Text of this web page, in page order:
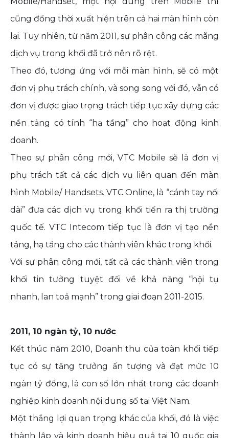
cũng đồng thời xuất hiện trên cả hai màn hình còn
lại. Tuy nhiên, từ năm 2011, sự phân công các mãng
dịch vụ trong khối đã trở nên rõ rệt.
Theo đó, tương ứng với mỗi màn hình, sẽ có một
đơn vị phụ trách chính, và song song với đó, vẫn có
đơn vị được giao trọng trách tiếp tục xây dựng các
nền tảng có tính “hạ tầng” cho hoạt động kinh
doanh.
Theo sự phân công mới, VTC Mobile sẽ là đơn vị
phụ trách tất cả các dịch vụ liên quan đến màn
hình Mobile/ Handsets. VTC Online, là “cánh tay nối
dài” đưa các dịch vụ trong khối tiến ra thị trường
quốc tế. VTC Intecom tiếp tục là đơn vị tạo nền
tảng, hạ tầng cho các thành viên khác trong khối.
Với sự phân công mới, tất cả các thành viên trong
khối tin tưởng tuyệt đối về khả năng “hội tụ
nhanh, lan toả mạnh” trong giai đoạn 2011-2015.
2011, 10 ngàn tỷ, 10 nước
Kết thúc năm 2010, Doanh thu của toàn khối tiếp
tục có sự tăng trưởng ấn tượng và đạt mức 10
ngàn tỷ đồng, là con số lớn nhất trong các doanh
nghiệp kinh doanh nội dung số tại Việt Nam.
Một thắng lợi quan trọng khác của khối, đó là việc
thành lập và kinh doanh hiệu quả tại 10 quốc gia